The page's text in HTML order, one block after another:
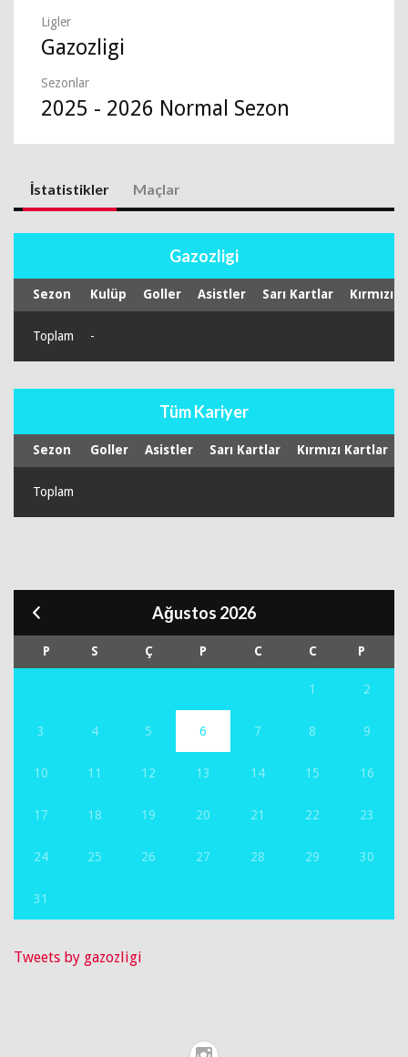
Ligler
Gazozligi
Sezonlar
2025 - 2026 Normal Sezon
İstatistikler Maçlar
Gazozligi
Sezon Kulüp Goller Asistler Sarı Kartlar Kırmızı
Toplam -
Tüm Kariyer
Sezon Goller Asistler Sarı Kartlar Kırmızı Kartlar
Toplam
Ağustos 2026
P S Ç P C C P
1 2
3 4 5 6 7 8 9
10 11 12 13 14 15 16
17 18 19 20 21 22 23
24 25 26 27 28 29 30
31
Tweets by gazozligi